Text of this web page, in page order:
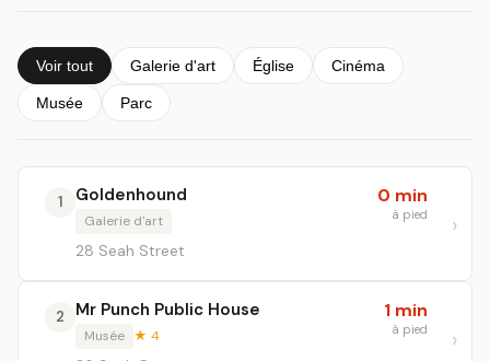
Voir tout Galerie d'art Église Cinéma
Musée Parc
1 Goldenhound
Galerie d'art
28 Seah Street
0 min
à pied
2 Mr Punch Public House
Musée ★ 4
1 min
à pied